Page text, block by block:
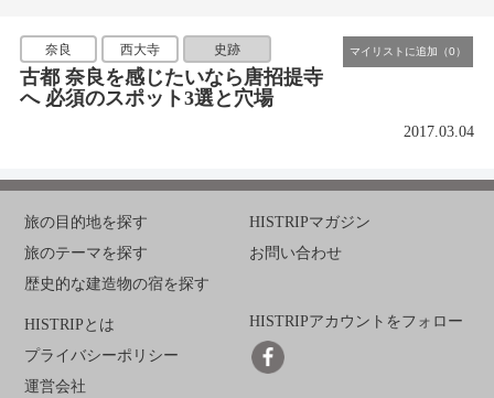
奈良 西大寺 史跡
古都 奈良を感じたいなら唐招提寺
へ 必須のスポット3選と穴場
2017.03.04
旅の目的地を探す
旅のテーマを探す
歴史的な建造物の宿を探す
HISTRIPマガジン
お問い合わせ
HISTRIPとは
プライバシーポリシー
運営会社
HISTRIPアカウントをフォロー